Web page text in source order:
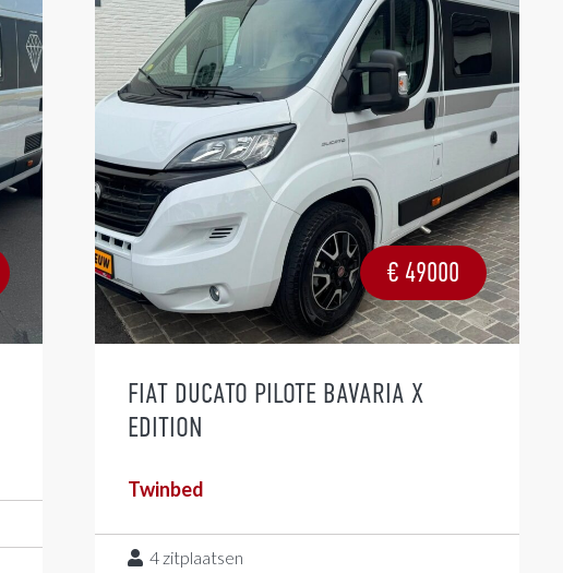
€ 49000
FIAT DUCATO PILOTE BAVARIA X
EDITION
Twinbed
4 zitplaatsen